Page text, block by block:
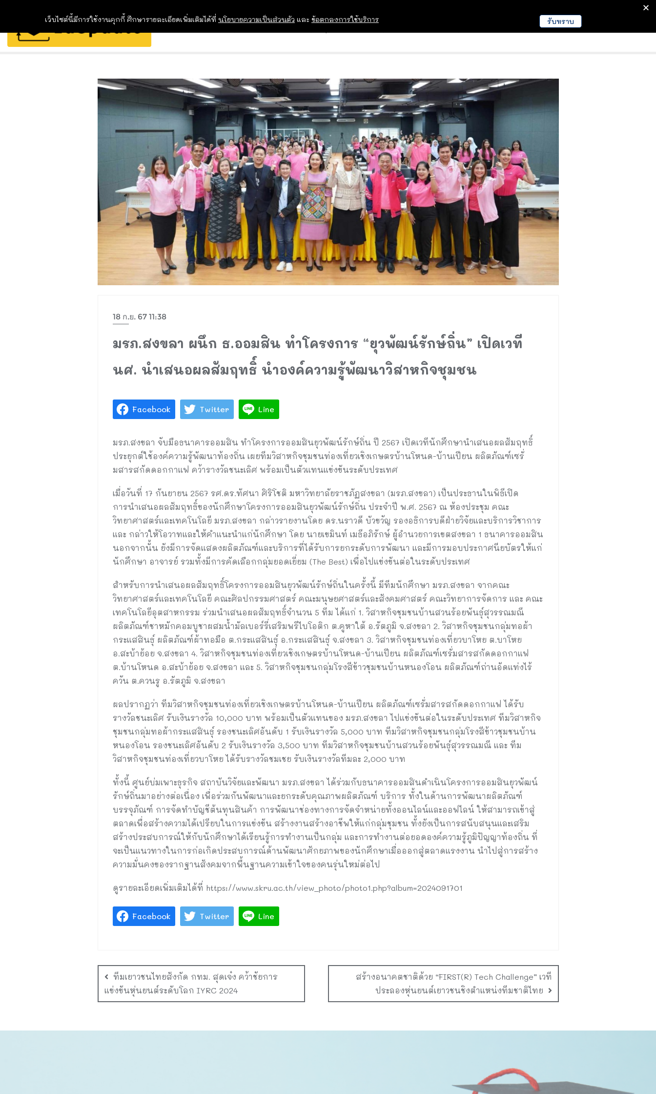
EDUCATION NEWS
18 ก.ย. 67 11:38
มรภ.สงขลา ผนึก ธ.ออมสิน ทำโครงการ “ยุวพัฒน์รักษ์ถิ่น” เปิดเวที
นศ. นำเสนอผลสัมฤทธิ์ นำองค์ความรู้พัฒนาวิสาหกิจชุมชน
Facebook Twitter Line
มรภ.สงขลา จับมือธนาคารออมสิน ทำโครงการออมสินยุวพัฒน์รักษ์ถิ่น ปี 2567 เปิดเวทีนักศึกษานำเสนอผลสัมฤทธิ์
ประยุกต์ใช้องค์ความรู้พัฒนาท้องถิ่น เผยทีมวิสาหกิจชุมชนท่องเที่ยวเชิงเกษตรบ้านโหนด-บ้านเปียน ผลิตภัณฑ์เซรั่
มสารสกัดดอกกาแฟ คว้ารางวัลชนะเลิศ พร้อมเป็นตัวแทนแข่งขันระดับประเทศ
เมื่อวันที่ 17 กันยายน 2567 รศ.ดร.ทัศนา ศิริโชติ มหาวิทยาลัยราชภัฏสงขลา (มรภ.สงขลา) เป็นประธานในพิธีเปิด
การนำเสนอผลสัมฤทธิ์ของนักศึกษาโครงการออมสินยุวพัฒน์รักษ์ถิ่น ประจำปี พ.ศ. 2567 ณ ห้องประชุม คณะ
วิทยาศาสตร์และเทคโนโลยี มรภ.สงขลา กล่าวรายงานโดย ดร.นราวดี บัวขวัญ รองอธิการบดีฝ่ายวิจัยและบริการวิชาการ
และ กล่าวให้โอวาทและให้คำแนะนำแก่นักศึกษา โดย นายเขมินท์ เมธีอภิรักษ์ ผู้อำนวยการเขตสงขลา 1 ธนาคารออมสิน
นอกจากนั้น ยังมีการจัดแสดงผลิตภัณฑ์และบริการที่ได้รับการยกระดับการพัฒนา และมีการมอบประกาศนียบัตรให้แก่
นักศึกษา อาจารย์ รวมทั้งมีการคัดเลือกกลุ่มยอดเยี่ยม (The Best) เพื่อไปแข่งขันต่อในระดับประเทศ
สำหรับการนำเสนอผลสัมฤทธิ์โครงการออมสินยุวพัฒน์รักษ์ถิ่นในครั้งนี้ มีทีมนักศึกษา มรภ.สงขลา จากคณะ
วิทยาศาสตร์และเทคโนโลยี คณะศิลปกรรมศาสตร์ คณะมนุษยศาสตร์และสังคมศาสตร์ คณะวิทยาการจัดการ และ คณะ
เทคโนโลยีอุตสาหกรรม ร่วมนำเสนอผลสัมฤทธิ์จำนวน 5 ทีม ได้แก่ 1. วิสาหกิจชุมชนบ้านสวนร้อยพันธุ์สุวรรณมณี
ผลิตภัณฑ์ชาหมักคอมบูชาผสมน้ำมัลเบอร์รี่เสริมพรีไบโอติก ต.คูหาใต้ อ.รัตภูมิ จ.สงขลา 2. วิสาหกิจชุมชนกลุ่มทอผ้า
กระแสสินธุ์ ผลิตภัณฑ์ผ้าทอมือ ต.กระแสสินธุ์ อ.กระแสสินธุ์ จ.สงขลา 3. วิสาหกิจชุมชนท่องเที่ยวบาโหย ต.บาโหย
อ.สะบ้าย้อย จ.สงขลา 4. วิสาหกิจชุมชนท่องเที่ยวเชิงเกษตรบ้านโหนด-บ้านเปียน ผลิตภัณฑ์เซรั่มสารสกัดดอกกาแฟ
ต.บ้านโหนด อ.สะบ้าย้อย จ.สงขลา และ 5. วิสาหกิจชุมชนกลุ่มโรงสีข้าวชุมชนบ้านหนองโอน ผลิตภัณฑ์ถ่านอัดแท่งไร้
ควัน ต.ควนรู อ.รัตภูมิ จ.สงขลา
ผลปรากฏว่า ทีมวิสาหกิจชุมชนท่องเที่ยวเชิงเกษตรบ้านโหนด-บ้านเปียน ผลิตภัณฑ์เซรั่มสารสกัดดอกกาแฟ ได้รับ
รางวัลชนะเลิศ รับเงินรางวัล 10,000 บาท พร้อมเป็นตัวแทนของ มรภ.สงขลา ไปแข่งขันต่อในระดับประเทศ ทีมวิสาหกิจ
ชุมชนกลุ่มทอผ้ากระแสสินธุ์ รองชนะเลิศอันดับ 1 รับเงินรางวัล 5,000 บาท ทีมวิสาหกิจชุมชนกลุ่มโรงสีข้าวชุมชนบ้าน
หนองโอน รองชนะเลิศอันดับ 2 รับเงินรางวัล 3,500 บาท ทีมวิสาหกิจชุมชนบ้านสวนร้อยพันธุ์สุวรรณมณี และ ทีม
วิสาหกิจชุมชนท่องเที่ยวบาโหย ได้รับรางวัลชมเชย รับเงินรางวัลทีมละ 2,000 บาท
ทั้งนี้ ศูนย์บ่มเพาะธุรกิจ สถาบันวิจัยและพัฒนา มรภ.สงขลา ได้ร่วมกับธนาคารออมสินดำเนินโครงการออมสินยุวพัฒน์
รักษ์ถิ่นมาอย่างต่อเนื่อง เพื่อร่วมกันพัฒนาและยกระดับคุณภาพผลิตภัณฑ์ บริการ ทั้งในด้านการพัฒนาผลิตภัณฑ์
บรรจุภัณฑ์ การจัดทำบัญชีต้นทุนสินค้า การพัฒนาช่องทางการจัดจำหน่ายทั้งออนไลน์และออฟไลน์ ให้สามารถเข้าสู่
ตลาดเพื่อสร้างความได้เปรียบในการแข่งขัน สร้างงานสร้างอาชีพให้แก่กลุ่มชุมชน ทั้งยังเป็นการสนับสนุนและเสริม
สร้างประสบการณ์ให้กับนักศึกษาได้เรียนรู้การทำงานเป็นกลุ่ม และการทำงานต่อยอดองค์ความรู้ภูมิปัญญาท้องถิ่น ที่
จะเป็นแนวทางในการก่อเกิดประสบการณ์ด้านพัฒนาศักยภาพของนักศึกษาเมื่อออกสู่ตลาดแรงงาน นำไปสู่การสร้าง
ความมั่นคงของรากฐานสังคมจากพื้นฐานความเข้าใจของคนรุ่นใหม่ต่อไป
ดูรายละเอียดเพิ่มเติมได้ที่ https://www.skru.ac.th/view_photo/photo1.php?album=2024091701
Facebook Twitter Line
ทีมเยาวชนไทยสังกัด กทม. สุดเจ๋ง คว้าชัยการ
แข่งขันหุ่นยนต์ระดับโลก IYRC 2024
สร้างอนาคตชาติด้วย “FIRST(R) Tech Challenge” เวที
ประลองหุ่นยนต์เยาวชนชิงตำแหน่งทีมชาติไทย
เว็บไซต์นี้มีการใช้งานคุกกี้ ศึกษารายละเอียดเพิ่มเติมได้ที่ นโยบายความเป็นส่วนตัว และ ข้อตกลงการใช้บริการ รับทราบ